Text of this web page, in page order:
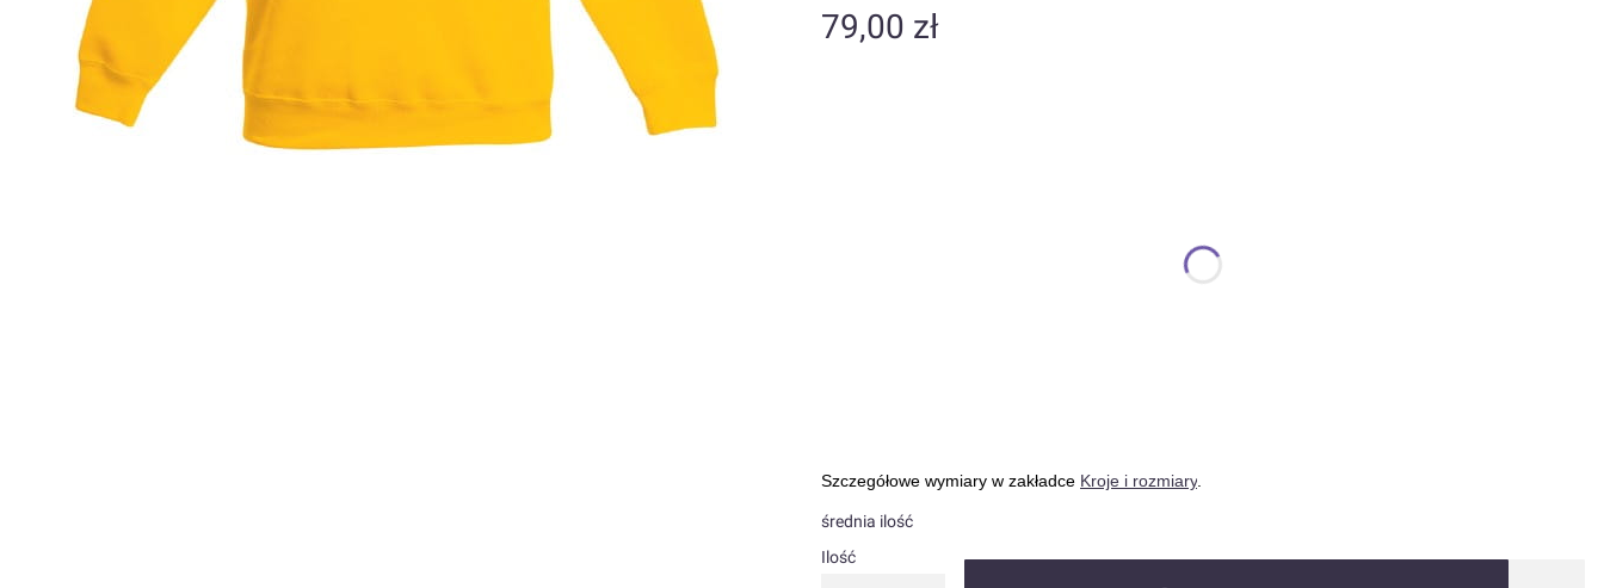
Cena
79,00 zł
Szczegółowe wymiary w zakładce Kroje i rozmiary
średnia ilość
Ilość